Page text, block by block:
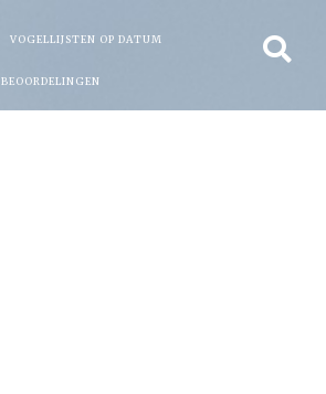
VOGELLIJSTEN OP DATUM
BEOORDELINGEN